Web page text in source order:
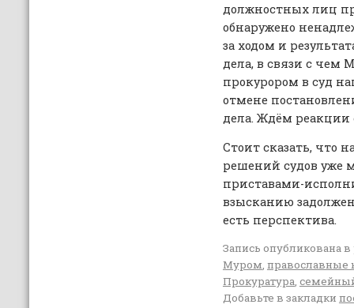
должностных лиц
обнаружено
за ходом и
дела, в связи с чем
прокурором в суд
отмене
дела. Ждём реакции
Стоит сказать, что
решений судов уже
приставами-
взысканию
есть перспектива.
Запись опубликована
Муром, православные
Прокуратура,
Добавьте в закладки